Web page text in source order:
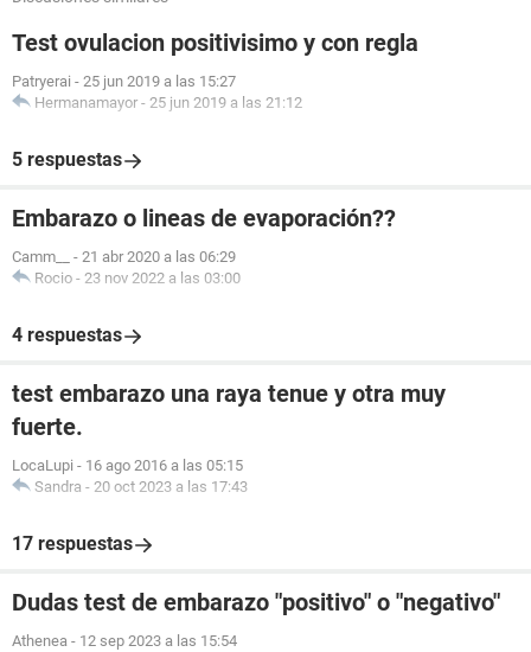
Test ovulacion positivisimo y con regla
Patryerai - 25 jun 2019 a las 15:27
Hermanamayor - 25 jun 2019 a las 21:12
5 respuestas
Embarazo o lineas de evaporación??
Camm__ - 21 abr 2020 a las 06:29
Rocio - 23 nov 2022 a las 03:00
4 respuestas
test embarazo una raya tenue y otra muy
fuerte.
LocaLupi - 16 ago 2016 a las 05:15
Sandra - 20 oct 2023 a las 17:43
17 respuestas
Dudas test de embarazo "positivo" o "negativo"
Athenea - 12 sep 2023 a las 15:54